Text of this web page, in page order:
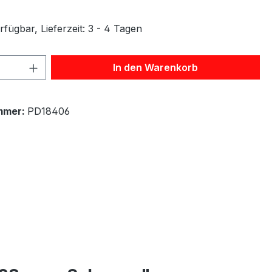
Lieferzeit: 3 - 4 Tagen
Anzahl: Gib den gewünschten Wert
In den Warenkorb
PD18406